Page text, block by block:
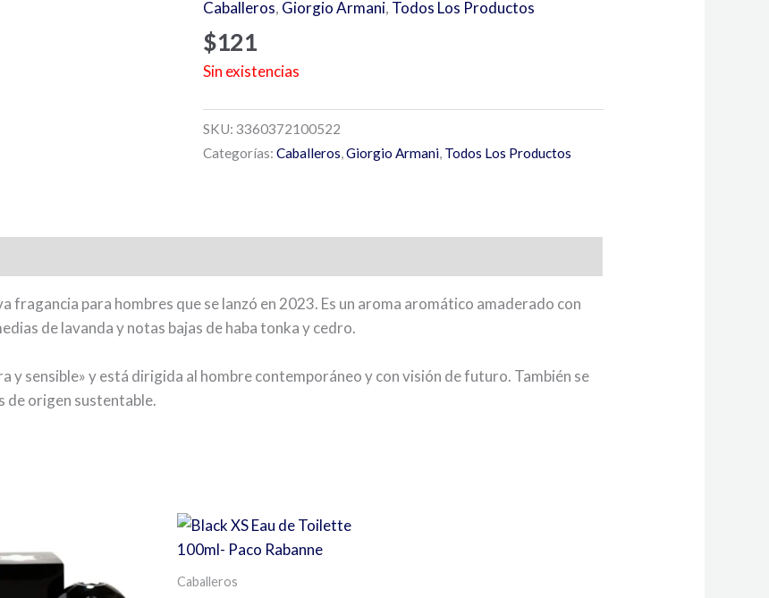
Caballeros, Giorgio Armani, Todos Los Productos
$121
Sin existencias
SKU: 3360372100522
Categorías: Caballeros,Giorgio Armani, Todos Los Productos
fragancia para hombres que se lanzó en 2023. Es un aroma aromático amaderado con
de lavanda y notas bajas de haba tonka y cedro.
y sensible» y está dirigida al hombre contemporáneo y con visión de futuro. También se
de origen sustentable.
Caballeros